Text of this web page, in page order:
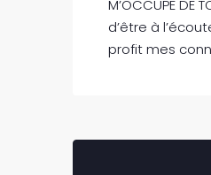
M’OCCUPE
d’être à
profit mes